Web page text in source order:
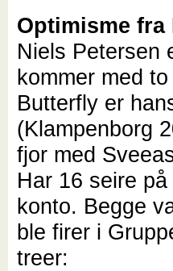
Optimisme fra
Niels Petersen
kommer med
Butterfly er
(Klampenborg
fjor med
Har 16 seire
konto. Begge
ble firer i
treer: